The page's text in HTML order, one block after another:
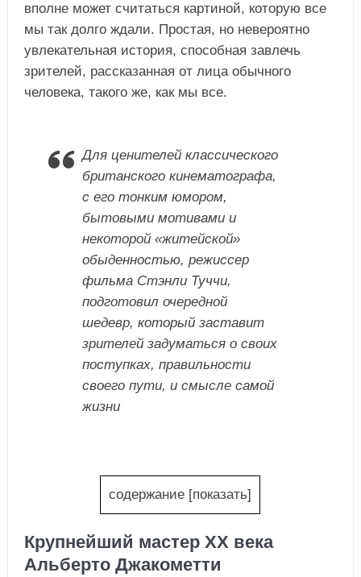
вполне может считаться картиной, которую все
мы так долго ждали. Простая, но невероятно
увлекательная история, способная завлечь
зрителей, рассказанная от лица обычного
человека, такого же, как мы все.
Для ценителей классического
британского кинематографа,
с его тонким юмором,
бытовыми мотивами и
некоторой «житейской»
обыденностью, режиссер
фильма Стэнли Туччи,
подготовил очередной
шедевр, который заставит
зрителей задуматься о своих
поступках, правильности
своего пути, и смысле самой
жизни
содержание [показать]
Крупнейший мастер ХХ века
Альберто Джакометти